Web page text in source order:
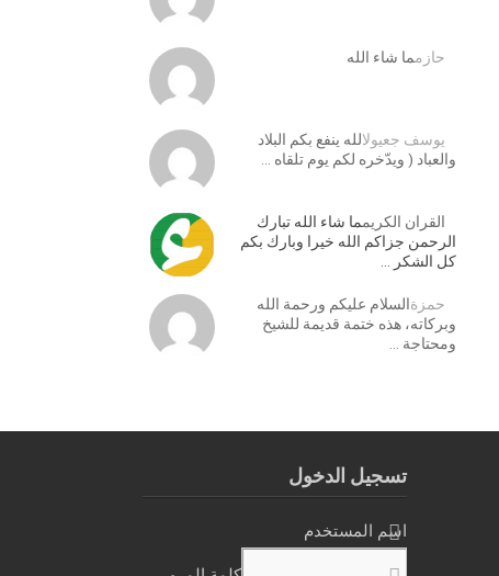
حازمما شاء الله
يوسف جعيولالله ينفع بكم البلاد
والعباد ( ويدّخره لكم يوم تلقاه …
القران الكريمما شاء الله تبارك
الرحمن جزاكم الله خيرا وبارك بكم
كل الشكر …
حمزةالسلام عليكم ورحمة الله
وبركاته، هذه ختمة قديمة للشيخ
ومحتاجة …
تسجيل الدخول
اسم المستخدم